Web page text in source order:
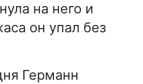
на него и
он упал без
Германн